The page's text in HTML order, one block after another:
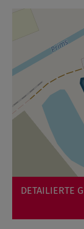
DETAILIERTE